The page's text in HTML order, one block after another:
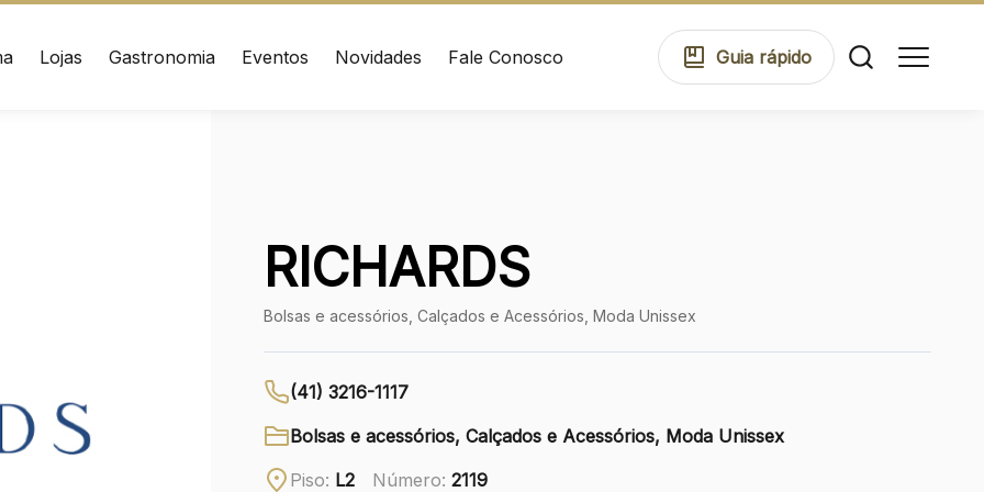
Lojas Gastronomia Eventos Novidades Fale Conosco Guia rápido
WhatsApp
RICHARDS
Bolsas e acessórios, Calçados e Acessórios, Moda Unissex
(41) 3216-1117
Bolsas e acessórios, Calçados e Acessórios, Moda Unissex
Piso: L2 Número: 2119